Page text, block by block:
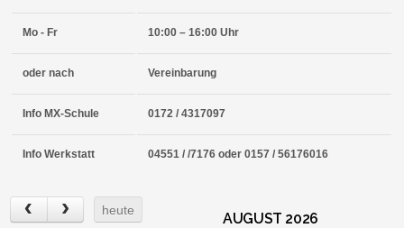
Mo - Fr 10:00 – 16:00 Uhr
oder nach Vereinbarung
Info MX-Schule 0172 / 4317097
Info Werkstatt 04551 / /7176 oder 0157 / 56176016
heute
AUGUST 2026